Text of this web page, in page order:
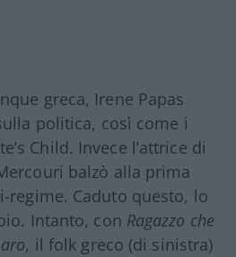
greca, Irene Papas
politica, così come i
Child. Invece l’attrice di
balzò alla prima
regime. Caduto questo, lo
Intanto, con Ragazzo che
, il folk greco (di sinistra)